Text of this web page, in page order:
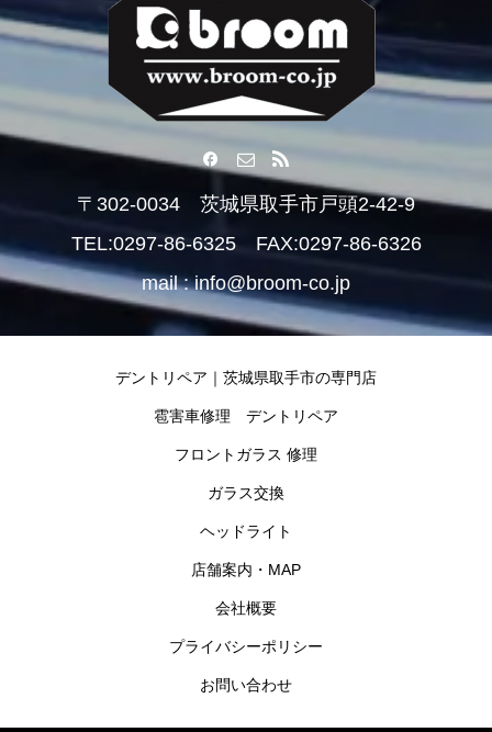
〒302-0034 茨城県取手市戸頭2-42-9
TEL:0297-86-6325 FAX:0297-86-6326
mail : info@broom-co.jp
デントリペア｜茨城県取手市の専門店
雹害車修理 デントリペア
フロントガラス 修理
ガラス交換
ヘッドライト
店舗案内・MAP
会社概要
プライバシーポリシー
お問い合わせ